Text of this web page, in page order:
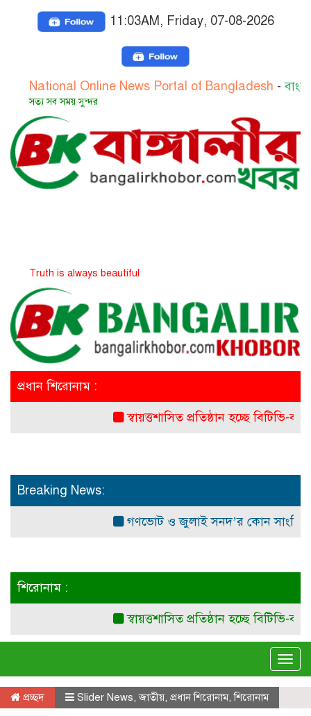
11:03AM, Friday, 07-08-2026
Online News Portal of Bangladesh- বাংলাদেশের
সময় সুন্দর
is always beautiful
প্রধান শিরোনাম :
স্বায়ত্তশাসিত প্রতিষ্ঠান হচ্ছে বিটিভি-বাংলাদেশ
Breaking News:
গণভোট ও জুলাই সনদ’র কোন সাংবিধানিক
শিরোনাম :
স্বায়ত্তশাসিত প্রতিষ্ঠান হচ্ছে বিটিভি-বাংলাদেশ
প্রচ্ছদ Slider News,জাতীয়, প্রধান শিরোনাম,শিরোনাম